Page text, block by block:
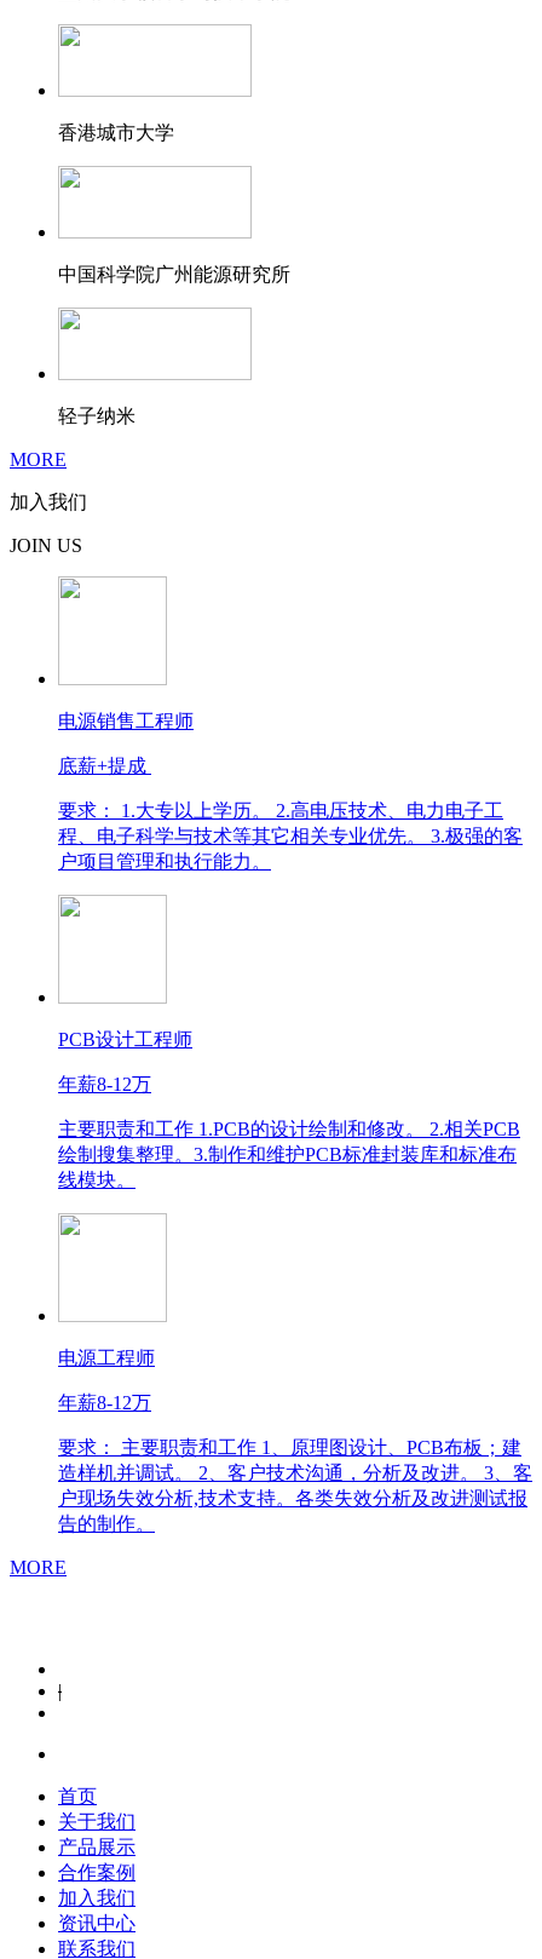
香港城市大学
中国科学院广州能源研究所
轻子纳米
MORE
加入我们
JOIN US
电源销售工程师
底薪+提成
要求： 1.大专以上学历。 2.高电压技术、电力电子工
程、电子科学与技术等其它相关专业优先。 3.极强的客
户项目管理和执行能力。
PCB设计工程师
年薪8-12万
主要职责和工作 1.PCB的设计绘制和修改。 2.相关PCB
绘制搜集整理。3.制作和维护PCB标准封装库和标准布
线模块。
电源工程师
年薪8-12万
要求： 主要职责和工作 1、原理图设计、PCB布板；建
造样机并调试。 2、客户技术沟通，分析及改进。 3、客
户现场失效分析,技术支持。各类失效分析及改进测试报
告的制作。
MORE
|
首页
关于我们
产品展示
合作案例
加入我们
资讯中心
联系我们